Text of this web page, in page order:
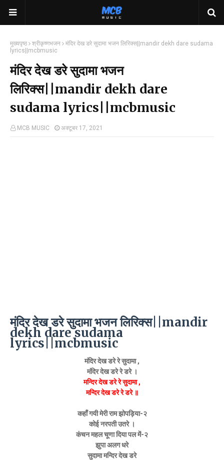
मुख्यपृष्ठ श्रीकृष्णभजन
मंदिर देख डरे सुदामा भजन लिरिक्स||mandir dekh dare sudama
lyrics||mcbmusic
मंदिर देख डरे सुदामा भजन
लिरिक्स||mandir dekh dare
sudama lyrics||mcbmusic
MCB MUSIC अक्टूबर 17, 2021
मंदिर देख डरे सुदामा भजन लिरिक्स||mandir
dekh dare sudama
lyrics||mcbmusic
मंदिर देख डरे रे सुदामा ,
मंदिर देख डरे रे डरे ।
मन्दिर देख डरे रे सुदामा ,
मन्दिर देख डरे रे डरे ॥
कहाँ गयी मेरी राम झोपड़िया-२
कोई नरपती उतरे ।
कंचन महल चूणा दिया पल में-२
झुपा अलग धरे
सुदामा मन्दिर देख डरे